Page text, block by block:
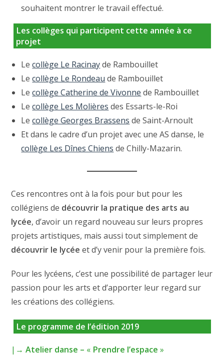
souhaitent montrer le travail effectué.
Les collèges qui participent cette année à ce
projet
Lecollège Le Racinayde Rambouillet
Lecollège Le Rondeau de Rambouillet
Lecollège Catherine de Vivonne de Rambouillet
Lecollège Les Molières des Essarts-le-Roi
Lecollège Georges Brassens de Saint-Arnoult
Et dans le cadre d’un projet avec une AS danse, le
collège Les Dînes Chiens de Chilly-Mazarin.
Ces rencontres ont à la fois pour but pour les
collégiens de découvrir la pratique des arts au
lycée, d’avoir un regard nouveau sur leurs propres
projets artistiques, mais aussi tout simplement de
découvrir le lycée et d’y venir pour la première fois.
Pour les lycéens, c’est une possibilité de partager leur
passion pour les arts et d’apporter leur regard sur
les créations des collégiens.
Le programme de l’édition 2019
|→Atelier danse – « Prendre l’espace»